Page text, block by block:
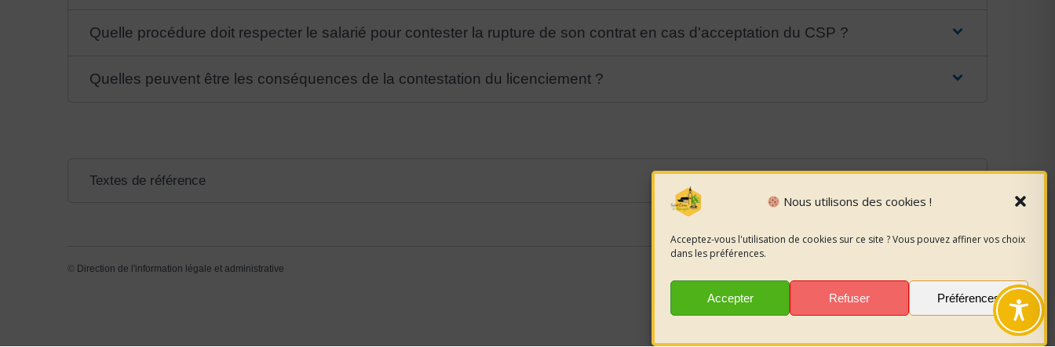
Nous utilisons des cookies !
Acceptez-vous l'utilisation de cookies sur ce site ? Vous pouvez affiner vos choix
dans les préférences.
Accepter Refuser Préférences
Quelle procédure doit respecter le salarié pour contester la rupture de son contrat en cas d'acceptation du CSP ?
Quelles peuvent être les conséquences de la contestation du licenciement ?
Textes de référence
© Direction de l'information légale et administrative